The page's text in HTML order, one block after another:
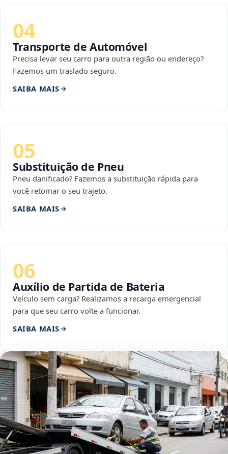
04
Transporte de Automóvel
Precisa levar seu carro para outra região ou endereço?
Fazemos um traslado seguro.
SAIBA MAIS
05
Substituição de Pneu
Pneu danificado? Fazemos a substituição rápida para
você retomar o seu trajeto.
SAIBA MAIS
06
Auxílio de Partida de Bateria
Veículo sem carga? Realizamos a recarga emergencial
para que seu carro volte a funcionar.
SAIBA MAIS